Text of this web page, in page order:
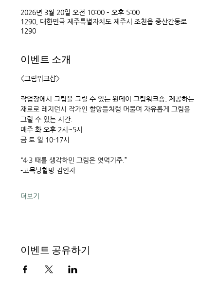
2026년 3월 20일 오전 10:00 – 오후 5:00
1290, 대한민국 제주특별자치도 제주시 조천읍 중산간동로
1290
이벤트 소개
<그림워크샵>
작업장에서 그림을 그릴 수 있는 원데이 그림워크숍. 제공하는
재료로 레지던시 작가인 할망들처럼 머물며 자유롭게 그림을
그릴 수 있는 시간.
매주 화 오후 2시~5시
금 토 일 10-17시
“4·3 때를 생각하민 그림은 엿먹기주.”
-고목낭할망 김인자
더보기
이벤트 공유하기